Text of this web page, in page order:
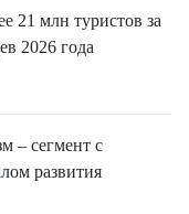
21 млн туристов за
2026 года
– сегмент с
развития